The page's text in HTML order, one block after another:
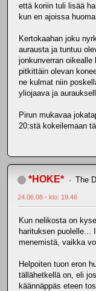
että koriin tuli lisää
kun en ajoissa
Kertokaahan joku
aurausta ja tuntuu
jonkunverran
pitkittäin olevan
ne kulmat niin
yliojaava ja
Pirun mukavaa
20:stä kokeilemaan
*HOKE* The
24.06.08 - klo: 19.46
Kun nelikosta on
harituksen puolelle...
menemistä, vaikka
Helpoiten tuon eron
tällähetkellä on, eli
käännäppäs eteen